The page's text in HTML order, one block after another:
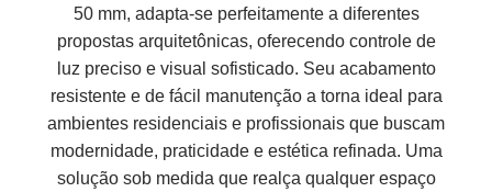
50 mm, adapta-se perfeitamente a diferentes
propostas arquitetônicas, oferecendo controle de
luz preciso e visual sofisticado. Seu acabamento
resistente e de fácil manutenção a torna ideal para
ambientes residenciais e profissionais que buscam
modernidade, praticidade e estética refinada. Uma
solução sob medida que realça qualquer espaço